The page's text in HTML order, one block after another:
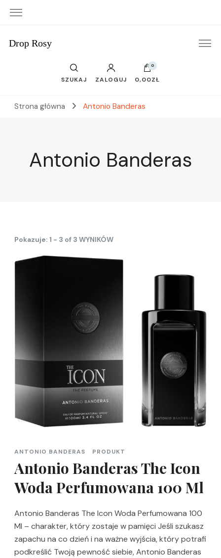
Drop Rosy
SZUKAJ ZALOGUJ
0
0,00ZŁ
Strona główna Antonio Banderas
Antonio Banderas
Pokazuje: 1 - 3 of 3 WYNIKÓW
ANTONIO BANDERAS PRODUKT
Antonio Banderas The Icon
Woda Perfumowana 100 Ml
Antonio Banderas The Icon Woda Perfumowana 100
Ml – charakter, który zostaje w pamięci Jeśli szukasz
zapachu na co dzień i na ważne wyjścia, który potrafi
podkreślić Twoją pewność siebie, Antonio Banderas